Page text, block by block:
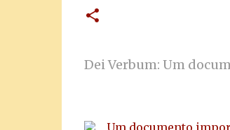
Dei Verbum: Um
Um documento